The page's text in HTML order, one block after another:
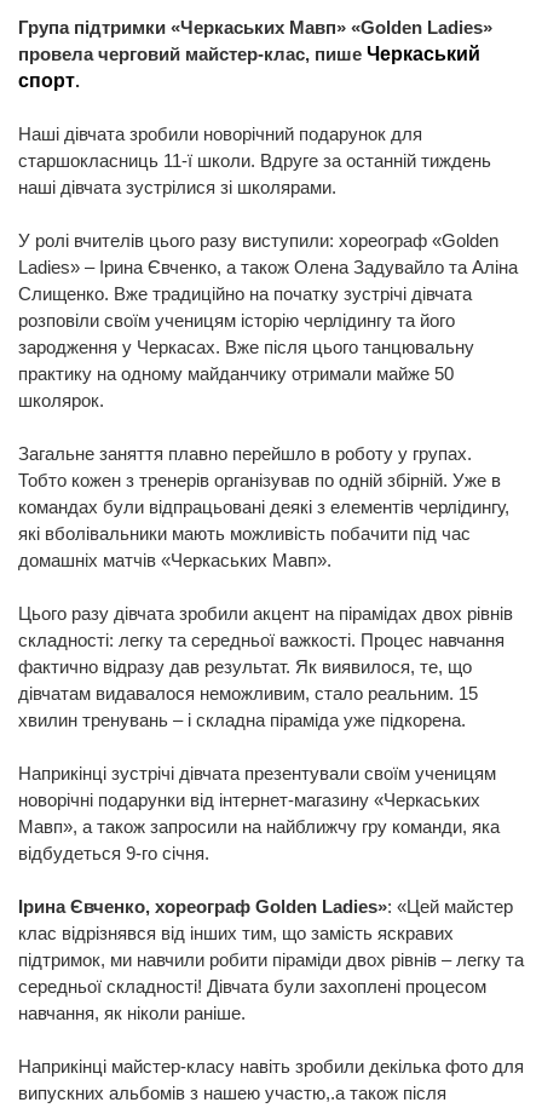
Група підтримки «Черкаських Мавп» «Golden Ladies»
провела черговий майстер-клас, пише Черкаський
спорт.
Наші дівчата зробили новорічний подарунок для
старшокласниць 11-ї школи. Вдруге за останній тиждень
наші дівчата зустрілися зі школярами.
У ролі вчителів цього разу виступили: хореограф «Golden
Ladies» – Ірина Євченко, а також Олена Задувайло та Аліна
Слищенко. Вже традиційно на початку зустрічі дівчата
розповіли своїм ученицям історію черлідингу та його
зародження у Черкасах. Вже після цього танцювальну
практику на одному майданчику отримали майже 50
школярок.
Загальне заняття плавно перейшло в роботу у групах.
Тобто кожен з тренерів організував по одній збірній. Уже в
командах були відпрацьовані деякі з елементів черлідингу,
які вболівальники мають можливість побачити під час
домашніх матчів «Черкаських Мавп».
Цього разу дівчата зробили акцент на пірамідах двох рівнів
складності: легку та середньої важкості. Процес навчання
фактично відразу дав результат. Як виявилося, те, що
дівчатам видавалося неможливим, стало реальним. 15
хвилин тренувань – і складна піраміда уже підкорена.
Наприкінці зустрічі дівчата презентували своїм ученицям
новорічні подарунки від інтернет-магазину «Черкаських
Мавп», а також запросили на найближчу гру команди, яка
відбудеться 9-го січня.
Ірина Євченко, хореограф Golden Ladies»: «Цей майстер
клас відрізнявся від інших тим, що замість яскравих
підтримок, ми навчили робити піраміди двох рівнів – легку та
середньої складності! Дівчата були захоплені процесом
навчання, як ніколи раніше.
Наприкінці майстер-класу навіть зробили декілька фото для
випускних альбомів з нашею участю,.а також після